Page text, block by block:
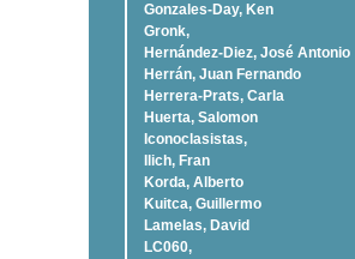
Gonzales-Day, Ken
Gronk,
Hernández-Diez, José Antonio
Herrán, Juan Fernando
Herrera-Prats, Carla
Huerta, Salomon
Iconoclasistas,
Ilich, Fran
Korda, Alberto
Kuitca, Guillermo
Lamelas, David
LC060,